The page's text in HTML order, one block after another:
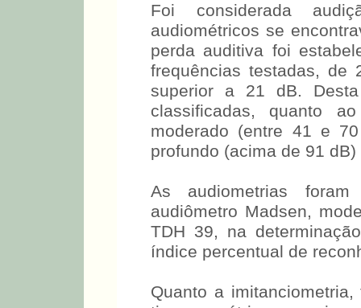
Foi considerada
audiométricos se
perda auditiva foi
frequências testadas,
superior a 21 dB.
classificadas, quanto
moderado (entre 41 e
profundo (acima de 91 dB)
As audiometrias
audiômetro Madsen,
TDH 39, na
índice percentual de
Quanto a